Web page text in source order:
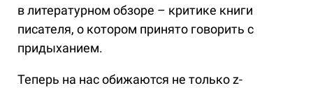
в литературном обзоре – критике книги
писателя, о котором принято говорить с
придыханием.
Теперь на нас обижаются не только z-